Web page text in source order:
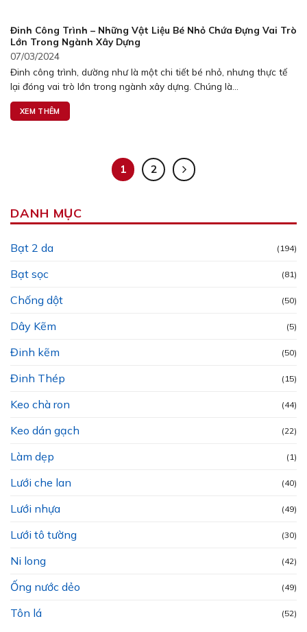
Đinh Công Trình – Những Vật Liệu Bé Nhỏ Chứa Đựng Vai Trò
Lớn Trong Ngành Xây Dựng
07/03/2024
Đinh công trình, dường như là một chi tiết bé nhỏ, nhưng thực tế
lại đóng vai trò lớn trong ngành xây dựng. Chúng là...
XEM THÊM
1 2
DANH MỤC
Bạt 2 da (194)
Bạt sọc (81)
Chống dột (50)
Dây Kẽm (5)
Đinh kẽm (50)
Đinh Thép (15)
Keo chà ron (44)
Keo dán gạch (22)
Làm dẹp (1)
Lưới che lan (40)
Lưới nhựa (49)
Lưới tô tường (30)
Ni long (42)
Ống nước dẻo (49)
Tôn lá (52)